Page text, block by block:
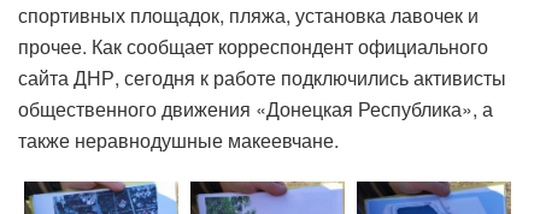
спортивных площадок, пляжа, установка лавочек и
прочее. Как сообщает корреспондент официального
сайта ДНР, сегодня к работе подключились активисты
общественного движения «Донецкая Республика», а
также неравнодушные макеевчане.